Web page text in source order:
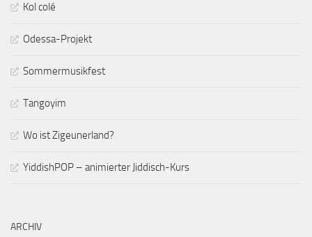
Kol colé
Odessa-Projekt
Sommermusikfest
Tangoyim
Wo ist Zigeunerland?
YiddishPOP – animierter Jiddisch-Kurs
ARCHIV